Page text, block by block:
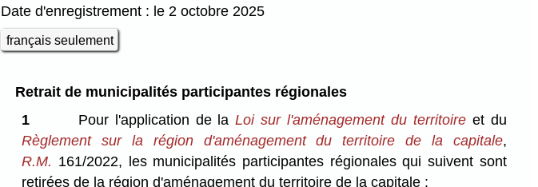
Date d'enregistrement : le 2 octobre 2025
français seulement
Retrait de municipalités participantes régionales
1
Pour l'application de laLoi sur l'aménagement du territoireet du
Règlement sur la région d'aménagement du territoire de la capitale,
R.M. 161/2022, les municipalités participantes régionales qui suivent sont
retirées de la région d'aménagement du territoire de la capitale :